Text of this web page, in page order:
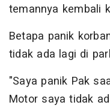
temannya kembali
Betapa panik
tidak ada lagi di
"Saya panik Pak
Motor saya tidak